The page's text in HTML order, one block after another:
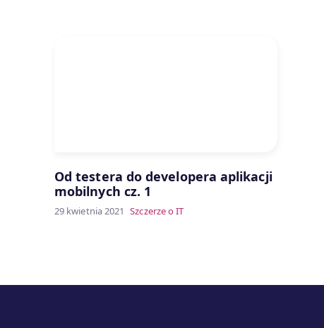
Od testera do developera aplikacji
mobilnych cz. 1
29 kwietnia 2021 Szczerze o IT